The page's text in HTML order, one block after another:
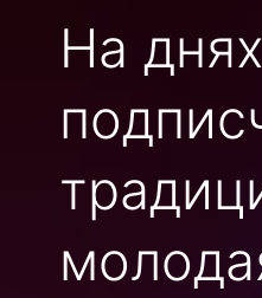
На